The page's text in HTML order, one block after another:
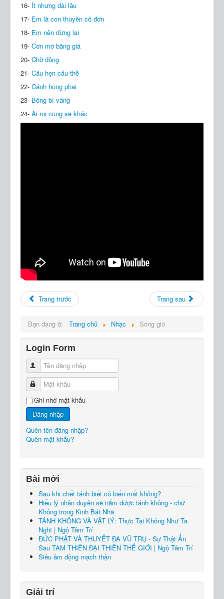
16- Ít nhưng dài lâu
17- Em là con thuyền cô đơn
18- Em nên dừng lại
19- Cơn mơ băng giá
20- Chờ đông
21- Câu hẹn câu thề
22- Cánh hồng phai
23- Bông bí vàng
24- Ai rồi cũng sẽ khác
Trang trước Trang sau
Bạn đang ở: Trang chủ Nhạc Sóng gió
Login Form
Tên đăng nhập
Mật khẩu
Ghi nhớ mật khẩu
Đăng nhập
Quên tên đăng nhập?
Quên mật khẩu?
Bài mới
Sau khi chết tánh biết có biến mất không?
Hiểu lý nhân duyên sẽ nắm được tánh không - chữ
Không trong Kinh Bát Nhã
TÁNH KHÔNG VÀ VẬT LÝ: Thực Tại Không Như Ta
Nghĩ | Ngộ Tâm Trí
ĐỨC PHẬT VÀ THUYẾT ĐA VŨ TRỤ - Sự Thật Ẩn
Sau TAM THIÊN ĐẠI THIÊN THẾ GIỚI | Ngộ Tâm Trí
Siêu âm động mạch thận
Giải trí